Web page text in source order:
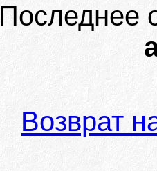
Последнее
Возврат